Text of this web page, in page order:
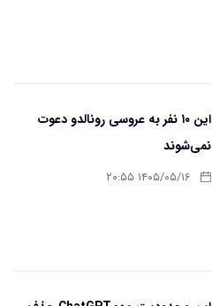
این ۱۰ نفر به عروسی رونالدو دعوت
نمی‌شوند
۱۴۰۵/۰۵/۱۶ ۲۰:۵۵